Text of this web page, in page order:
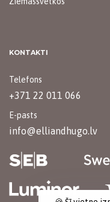
KONTAKTI
Telefons
+371 22 011 066
E-pasts
info@elliandhugo.lv